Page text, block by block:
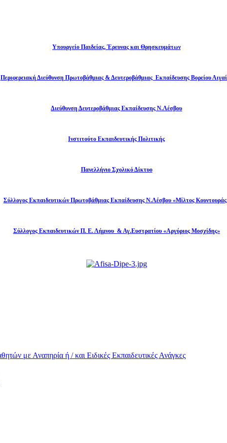
Υπουργείο Παιδείας, Έρευνας και Θρησκευμάτων
Περιφερειακή Διεύθυνση Πρωτοβάθμιας & Δευτεροβάθμιας Εκπαίδευσης Βορείου
Διεύθυνση Δευτεροβάθμιας Εκπαίδευσης Ν.Λέσβου
Ινστιτούτο Εκπαιδευτικής Πολιτικής
Πανελλήνιο Σχολικό Δίκτυο
Σύλλογος Εκπαιδευτικών Πρωτοβάθμιας Εκπαίδευσης Ν.Λέσβου «Μίλτος
Σύλλογος Εκπαιδευτικών Π. Ε. Λήμνου & Αγ.Ευστρατίου «Αργύριος Μοσχίδης»
με Αναπηρία ή / και Eιδικές Εκπαιδευτικές Ανάγκες